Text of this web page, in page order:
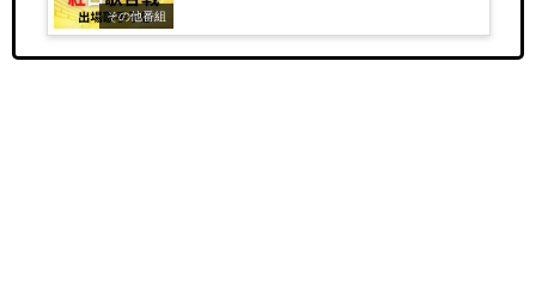
その他番組